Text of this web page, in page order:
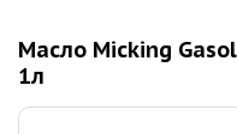
Масло Micking
1л